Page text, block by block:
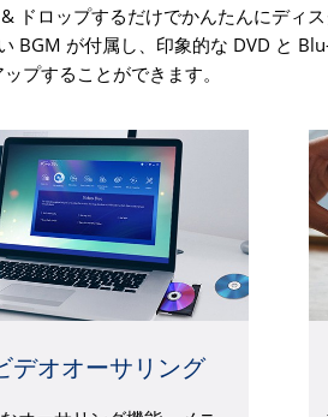
ドロップするだけでかんたんにデ
BGM が付属し、印象的な DVD と
プすることができます。
デオオーサリング